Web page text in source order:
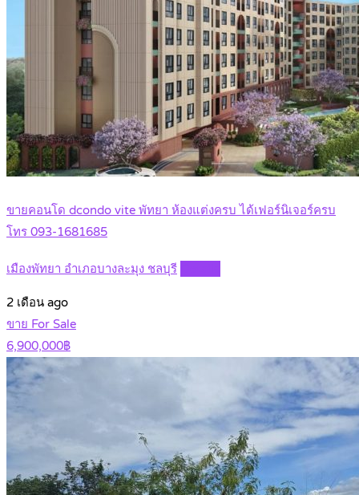
ขายคอนโด dcondo vite พัทยา ห้องแต่งครบ ได้เฟอร์นิเจอร์ครบ
โทร 093-1681685
เมืองพัทยา อำเภอบางละมุง ชลบุรี
2 เดือน ago
ขาย For Sale
6,900,000฿